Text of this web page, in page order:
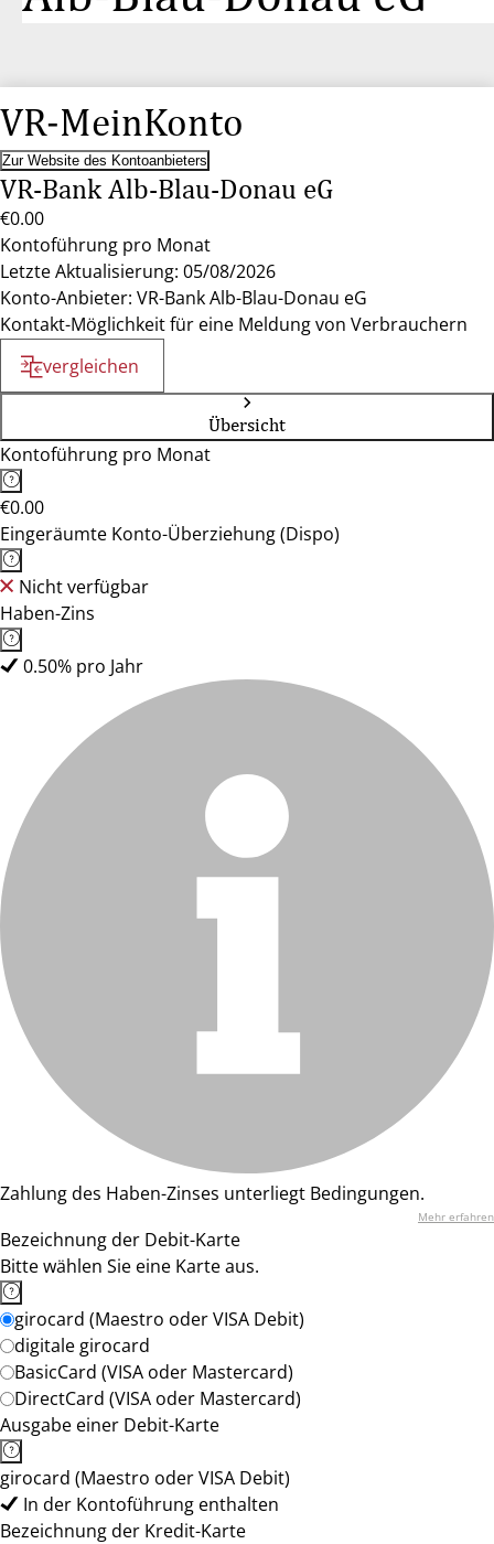
VR-MeinKonto
Zur Website des Kontoanbieters
VR-Bank Alb-Blau-Donau eG
€0.00
Kontoführung pro Monat
Letzte Aktualisierung: 05/08/2026
Konto-Anbieter: VR-Bank Alb-Blau-Donau eG
Kontakt-Möglichkeit für eine Meldung von Verbrauchern
vergleichen
Übersicht
Kontoführung pro Monat
€0.00
Eingeräumte Konto-Überziehung (Dispo)
Nicht verfügbar
Haben-Zins
0.50% pro Jahr
Zahlung des Haben-Zinses unterliegt Bedingungen.
Mehr erfahren
Bezeichnung der Debit-Karte
Bitte wählen Sie eine Karte aus.
girocard (Maestro oder VISA Debit)
digitale girocard
BasicCard (VISA oder Mastercard)
DirectCard (VISA oder Mastercard)
Ausgabe einer Debit-Karte
girocard (Maestro oder VISA Debit)
In der Kontoführung enthalten
Bezeichnung der Kredit-Karte